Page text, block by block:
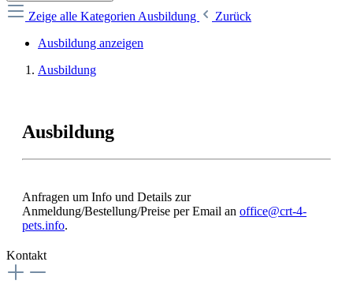
Zeige alle Kategorien Ausbildung
Zurück
Ausbildung anzeigen
Ausbildung
Ausbildung
Anfragen um Info und Details zur
Anmeldung/Bestellung/Preise per Email an office@crt-4-
pets.info.
Kontakt